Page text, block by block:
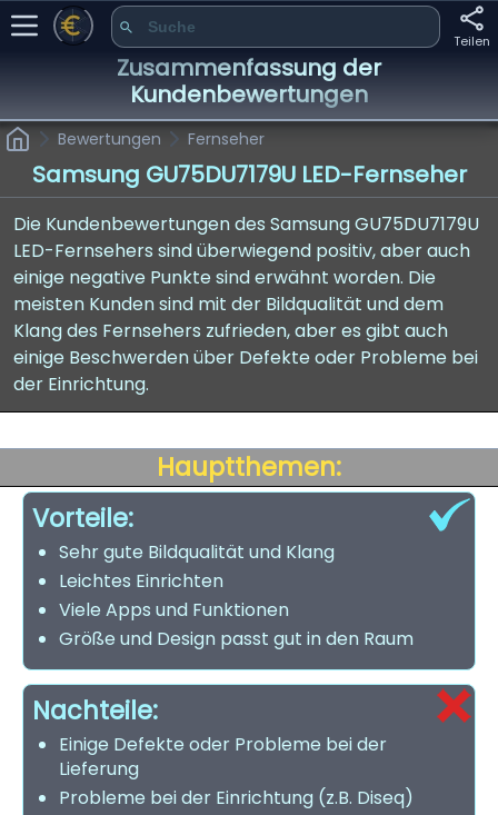
Teilen
Zusammenfassung der
Kundenbewertungen
Bewertungen Fernseher
Samsung GU75DU7179U LED-Fernseher
Die Kundenbewertungen des Samsung GU75DU7179U
LED-Fernsehers sind überwiegend positiv, aber auch
einige negative Punkte sind erwähnt worden. Die
meisten Kunden sind mit der Bildqualität und dem
Klang des Fernsehers zufrieden, aber es gibt auch
einige Beschwerden über Defekte oder Probleme bei
der Einrichtung.
Hauptthemen:
Vorteile:
Sehr gute Bildqualität und Klang
Leichtes Einrichten
Viele Apps und Funktionen
Größe und Design passt gut in den Raum
Nachteile:
Einige Defekte oder Probleme bei der
Lieferung
Probleme bei der Einrichtung (z.B. Diseq)